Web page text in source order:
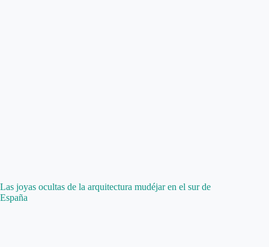
Las joyas ocultas de la arquitectura mudéjar en el sur de
España